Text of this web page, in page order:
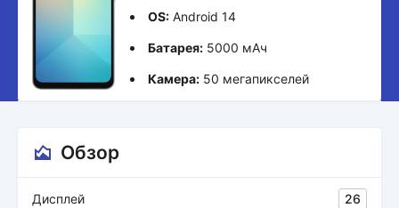
OS:Android 14
Батарея:5000 мАч
Камера:50 мегапикселей
Обзор
Дисплей 26